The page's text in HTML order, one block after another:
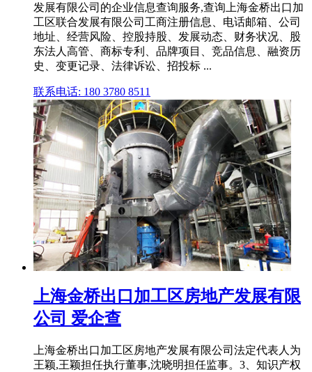
发展有限公司的企业信息查询服务,查询上海金桥出口加
工区联合发展有限公司工商注册信息、电话邮箱、公司
地址、经营风险、控股持股、发展动态、财务状况、股
东法人高管、商标专利、品牌项目、竞品信息、融资历
史、变更记录、法律诉讼、招投标 ...
联系电话: 180 3780 8511
上海金桥出口加工区房地产发展有限
公司 爱企查
上海金桥出口加工区房地产发展有限公司法定代表人为
王颖,王颖担任执行董事,沈晓明担任监事。3、知识产权